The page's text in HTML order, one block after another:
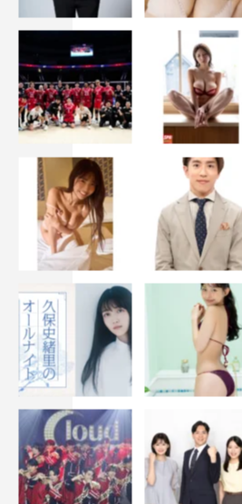
ディーン・フジオカ